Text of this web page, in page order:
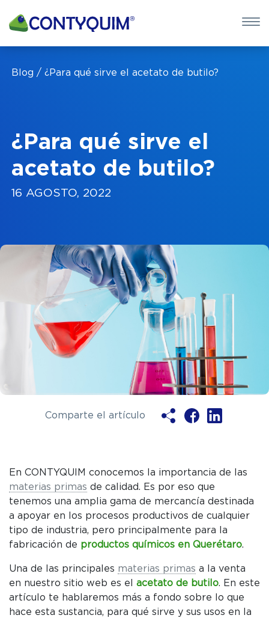
×
QUIERO
field
Blog ¿Para qué sirve el acetato de butilo?
¿Para qué sirve el
acetato de butilo?
16 AGOSTO, 2022
Comparte el artículo
En CONTYQUIM conocemos la importancia de las
materias primas de calidad. Es por eso que
tenemos una amplia gama de mercancía destinada
a apoyar en los procesos productivos de cualquier
tipo de industria, pero principalmente para la
fabricación de productos químicos en Querétaro.
Una de las principales materias primas a la venta
en nuestro sitio web es el acetato de butilo. En este
artículo te hablaremos más a fondo sobre lo que
hace esta sustancia, para qué sirve y sus usos en la